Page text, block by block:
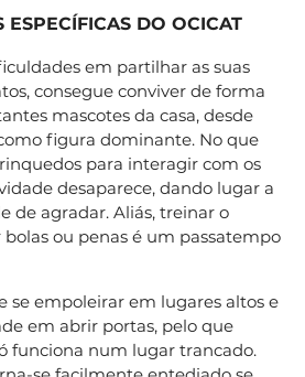
ESPECÍFICAS DO OCICAT
em partilhar as suas
consegue conviver de forma
mascotes da casa, desde
figura dominante. No que
para interagir com os
desaparece, dando lugar a
de agradar. Aliás, treinar o
ou penas é um passatempo
se empoleirar em lugares altos e
em abrir portas, pelo que
funciona num lugar trancado.